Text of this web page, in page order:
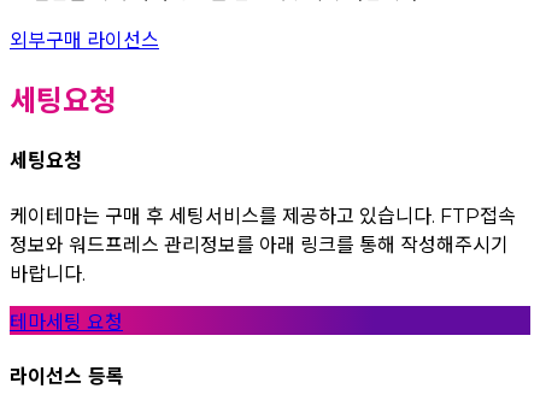
외부구매 라이선스
세팅요청
세팅요청
케이테마는 구매 후 세팅서비스를 제공하고 있습니다. FTP접속
정보와 워드프레스 관리정보를 아래 링크를 통해 작성해주시기
바랍니다.
테마세팅 요청
라이선스 등록